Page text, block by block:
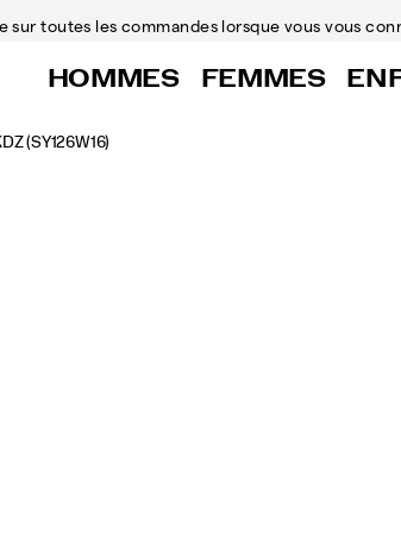
sur toutes les commandes lorsque vous vous
HOMMES FEMMES
(SY126W16)
ride-